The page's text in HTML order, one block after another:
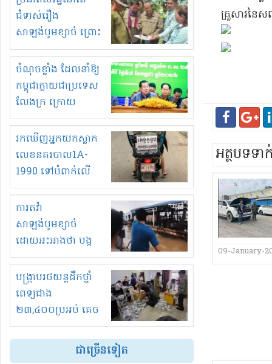
កំពង់តែគុបគិតគ្នា
ធ្វើសកម្មភាពរកស៊ីនិង
ស្តុកទំនិញគេចពន្ធ?
ជំទាស់រឿង
សាឡង់បូមខ្សាច់ ព្រោះ
ខ្លាចបាក់ច្រាំងទៀត!
ចំណុចខ្លាំង ដែលនាំឱ្យ
កម្ពុជាក្លាយជាប្រទេស
លែងក្រ ក្រោយ
ឆ្នាំ២០៣០
រកឃើញអ្នកយកស្លាក
លេខនគរបាល1A-
1990 ទៅបំពាក់លើ
ម៉ូតូរបស់ខ្លួន ដាកផ្លាក
រត់ឌុបហើយ
ការតវ៉ា
សាឡង់បូមខ្សាច់
ដោយអះអាងថា បង្ក
បាក់ច្រាំងទន្លេ និង
រំខានទាំងយប់ទាំងថ្ងៃ
បង្ក្រាបរថយន្តដឹកថ្នាំ
ពេទ្យជាង
២៣,៤០០ប្រអប់ គេច
ពន្ធនិងអត់ច្បាប់នាំ
ចូល!?
ជាច្រើនទៀត
គ្រួសារ​នៃ​
អត្ថបទទ
09-January-